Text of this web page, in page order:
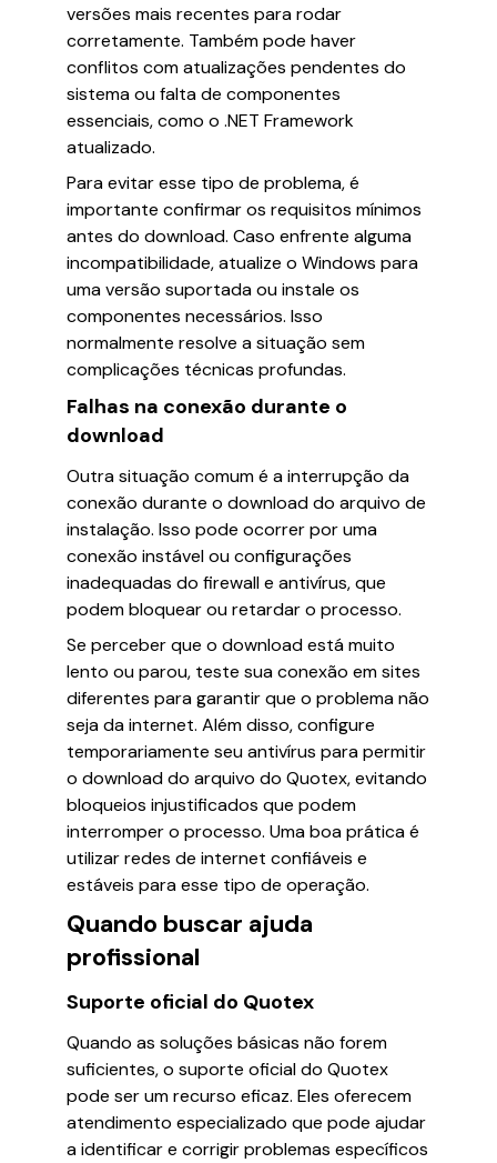
versões mais recentes para rodar
corretamente. Também pode haver
conflitos com atualizações pendentes do
sistema ou falta de componentes
essenciais, como o .NET Framework
atualizado.
Para evitar esse tipo de problema, é
importante confirmar os requisitos mínimos
antes do download. Caso enfrente alguma
incompatibilidade, atualize o Windows para
uma versão suportada ou instale os
componentes necessários. Isso
normalmente resolve a situação sem
complicações técnicas profundas.
Falhas na conexão durante o
download
Outra situação comum é a interrupção da
conexão durante o download do arquivo de
instalação. Isso pode ocorrer por uma
conexão instável ou configurações
inadequadas do firewall e antivírus, que
podem bloquear ou retardar o processo.
Se perceber que o download está muito
lento ou parou, teste sua conexão em sites
diferentes para garantir que o problema não
seja da internet. Além disso, configure
temporariamente seu antivírus para permitir
o download do arquivo do Quotex, evitando
bloqueios injustificados que podem
interromper o processo. Uma boa prática é
utilizar redes de internet confiáveis e
estáveis para esse tipo de operação.
Quando buscar ajuda
profissional
Suporte oficial do Quotex
Quando as soluções básicas não forem
suficientes, o suporte oficial do Quotex
pode ser um recurso eficaz. Eles oferecem
atendimento especializado que pode ajudar
a identificar e corrigir problemas específicos